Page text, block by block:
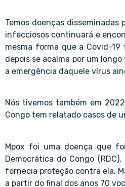
Temos doenças
infecciosos continuará e
mesma forma que a Covid-
depois se acalma por um
a emergência daquele vírus
Nós tivemos também em
Congo tem relatado casos de
Mpox foi uma doença que
Democrática do Congo
fornecia proteção contra ela.
a partir do final dos anos 70